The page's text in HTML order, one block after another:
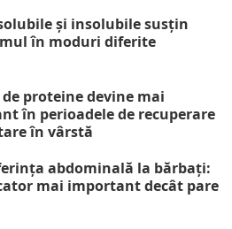
și insolubile susțin
în moduri diferite
proteine devine mai
în perioadele de recuperare
în vârstă
abdominală la bărbați:
mai important decât pare